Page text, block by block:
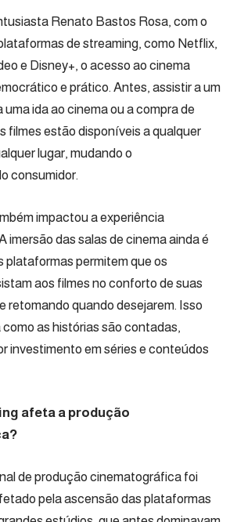
Renato Bastos Rosa, com o
de streaming, como Netflix,
e Disney+, o acesso ao cinema
e prático. Antes, assistir a um
uma ida ao cinema ou a compra de
filmes estão disponíveis a qualquer
lugar, mudando o
consumidor.
impactou a experiência
imersão das salas de cinema ainda é
plataformas permitem que os
aos filmes no conforto de suas
retomando quando desejarem. Isso
as histórias são contadas,
investimento em séries e conteúdos
afeta a produção
de produção cinematográfica foi
pela ascensão das plataformas